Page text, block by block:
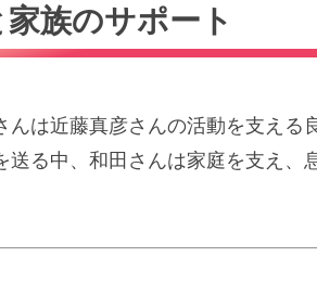
族のサポート
んは近藤真彦さんの活動を支え
送る中、和田さんは家庭を支え